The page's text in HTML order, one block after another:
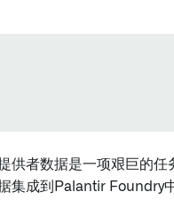
供者数据是一项艰巨的任
集成到Palantir Foundry